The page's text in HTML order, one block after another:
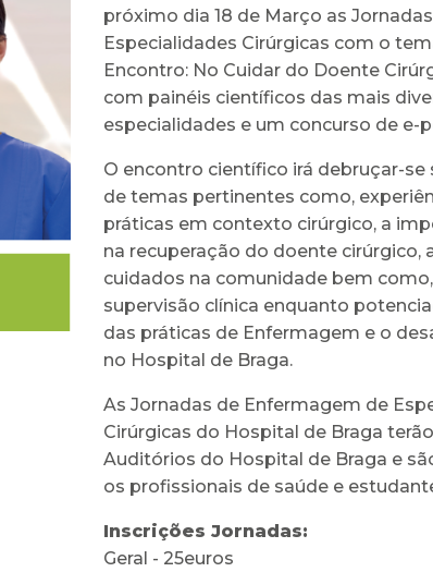
próximo dia 18 de Março as
Especialidades Cirúrgicas com o
Encontro: No Cuidar do Doente
com painéis científicos das mais
especialidades e um concurso de e-
O encontro científico irá debruçar-se
de temas pertinentes como,
práticas em contexto cirúrgico, a
na recuperação do doente cirúrgico,
cuidados na comunidade bem
supervisão clínica enquanto
das práticas de Enfermagem e o
no Hospital de Braga.
As Jornadas de Enfermagem de
Cirúrgicas do Hospital de Braga
Auditórios do Hospital de Braga e
os profissionais de saúde e
Inscrições Jornadas:
Geral - 25euros